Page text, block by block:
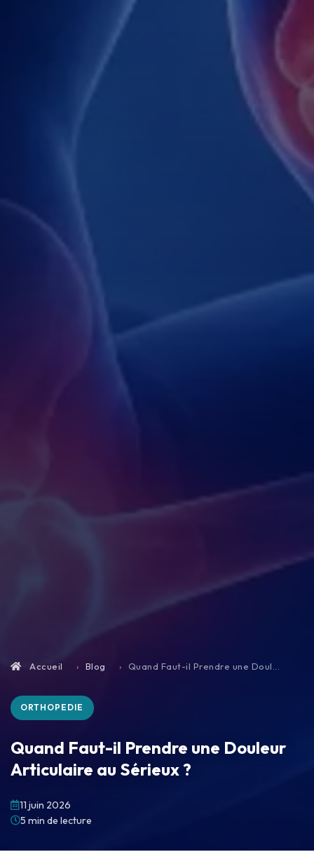
Accueil Blog Quand Faut-il Prendre une Doul...
ORTHOPEDIE
Quand Faut-il Prendre une Douleur
Articulaire au Sérieux ?
11 juin 2026
5 min de lecture